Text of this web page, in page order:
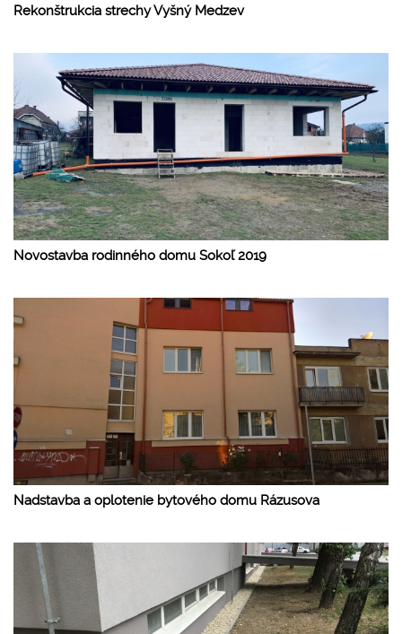
Rekonštrukcia strechy Vyšný Medzev
Novostavba rodinného domu Sokoľ 2019
Nadstavba a oplotenie bytového domu Rázusova